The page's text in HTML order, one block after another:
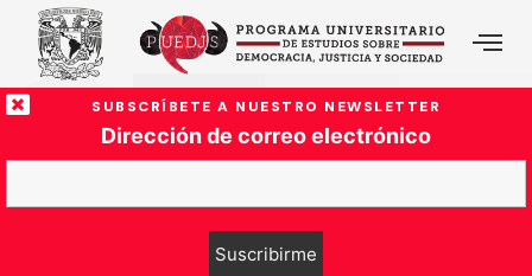
SUBSCRÍBETE A NUESTRO NEWSLETTER
Dirección de correo electrónico